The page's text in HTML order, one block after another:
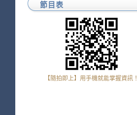
節目表
【隨拍即上】用手機就能掌握資訊！